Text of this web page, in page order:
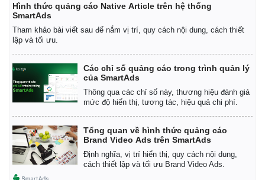
Vụ án
Tin nóng
Tư vấn luật
Vũ khí
Việt Nam
Phân tích
Hình thức quảng cáo Native Article trên hệ thống
SmartAds
Tham khảo bài viết sau để nắm vị trí, quy cách nội dung, cách thiết
lập và tối ưu.
Các chỉ số quảng cáo trong trình quản lý
của SmartAds
Thông qua các chỉ số này, thương hiệu đánh giá
mức độ hiển thị, tương tác, hiệu quả chi phí.
Tổng quan về hình thức quảng cáo
Brand Video Ads trên SmartAds
Định nghĩa, vị trí hiển thị, quy cách nội dung,
cách thiết lập và tối ưu Brand Video Ads.